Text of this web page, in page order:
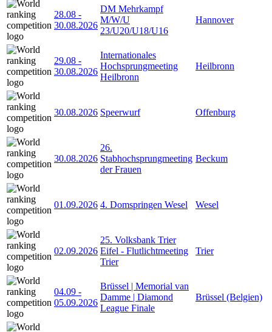
28.08 -
30.08.2026
DM Mehrkampf
M/W/U
23/U20/U18/U16
Hannover
29.08 -
30.08.2026
Internationales
Hochsprungmeeting
Heilbronn
Heilbronn
30.08.2026 Speerwurf Offenburg
30.08.2026
26.
Stabhochsprungmeeting
der Frauen
Beckum
01.09.2026 4. Domspringen Wesel Wesel
02.09.2026
25. Volksbank Trier
Eifel - Flutlichtmeeting
Trier
Trier
04.09 -
05.09.2026
Brüssel | Memorial van
Damme | Diamond
League Finale
Brüssel (Belgien)